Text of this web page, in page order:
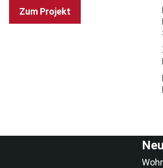
Zum Projekt